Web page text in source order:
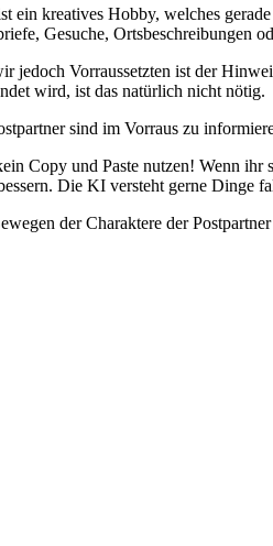
ein kreatives Hobby, welches
Gesuche, Ortsbeschreibungen
jedoch Vorraussetzten ist der
wird, ist das natürlich nicht nötig.
sind im Vorraus zu
Copy und Paste nutzen! Wenn ihr
Die KI versteht gerne Dinge
der Charaktere der